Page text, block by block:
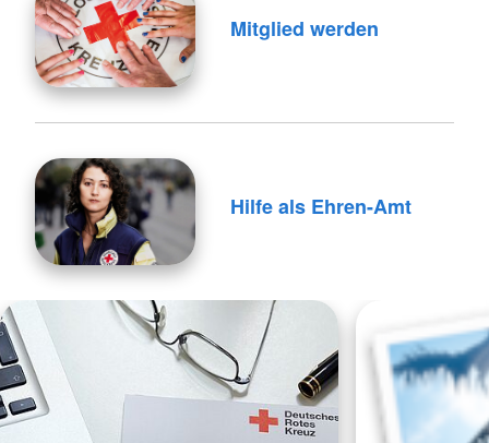
Mitglied werden
Hilfe als Ehren-Amt